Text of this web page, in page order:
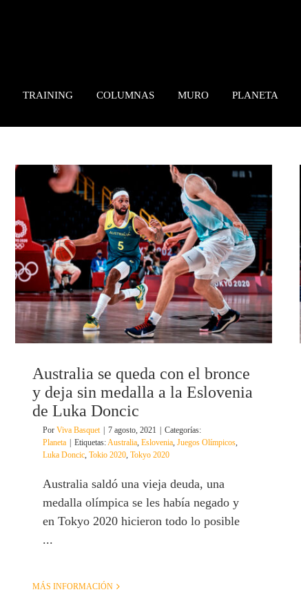
TRAINING COLUMNAS MURO PLANETA
Australia se queda con el bronce
y deja sin medalla a la Eslovenia
de Luka Doncic
Por Viva Basquet 7 agosto, 2021
Categorías:
Planeta
Etiquetas:Australia, Eslovenia, Juegos Olímpicos,
Luka Doncic, Tokio 2020, Tokyo 2020
Australia saldó una vieja deuda, una
medalla olímpica se les había negado y
en Tokyo 2020 hicieron todo lo posible
...
MÁS INFORMACIÓN